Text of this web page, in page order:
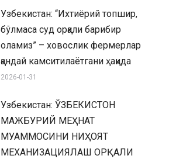
Узбекистан: “Ихтиёрий топшир,
бўлмаса суд орқали барибир
оламиз” – ховослик фермерлар
қандай камситилаётгани ҳақида
2026-01-31
Узбекистан: ЎЗБЕКИСТОН
МАЖБУРИЙ МЕҲНАТ
МУАММОСИНИ НИҲОЯТ
МЕХАНИЗАЦИЯЛАШ ОРҚАЛИ